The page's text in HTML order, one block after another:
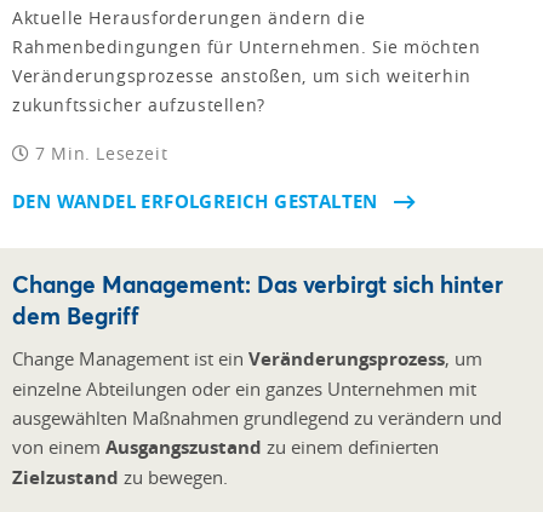
Aktuelle Herausforderungen ändern die
Rahmenbedingungen für Unternehmen. Sie möchten
Veränderungsprozesse anstoßen, um sich weiterhin
zukunftssicher aufzustellen?
7 Min. Lesezeit
DEN WANDEL ERFOLGREICH GESTALTEN
Change Management: Das verbirgt sich hinter
dem Begriff
Change Management ist ein Veränderungsprozess, um
einzelne Abteilungen oder ein ganzes Unternehmen mit
ausgewählten Maßnahmen grundlegend zu verändern und
von einem Ausgangszustand zu einem definierten
Zielzustand zu bewegen.